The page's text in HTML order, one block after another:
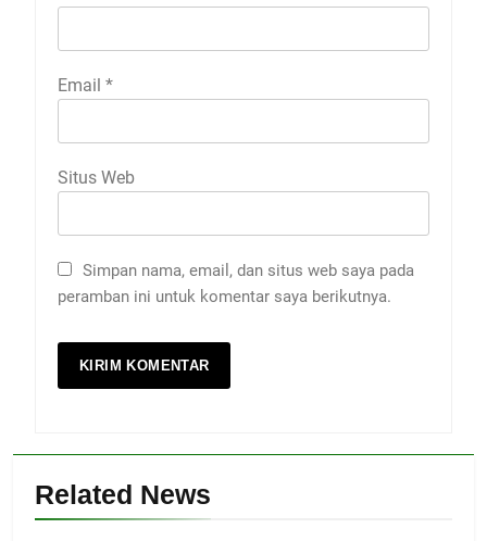
Email *
Situs Web
Simpan nama, email, dan situs web saya pada
peramban ini untuk komentar saya berikutnya.
Related News